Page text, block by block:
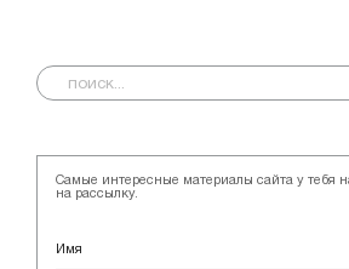
Самые интересные материалы сайта у тебя
на рассылку.
Имя